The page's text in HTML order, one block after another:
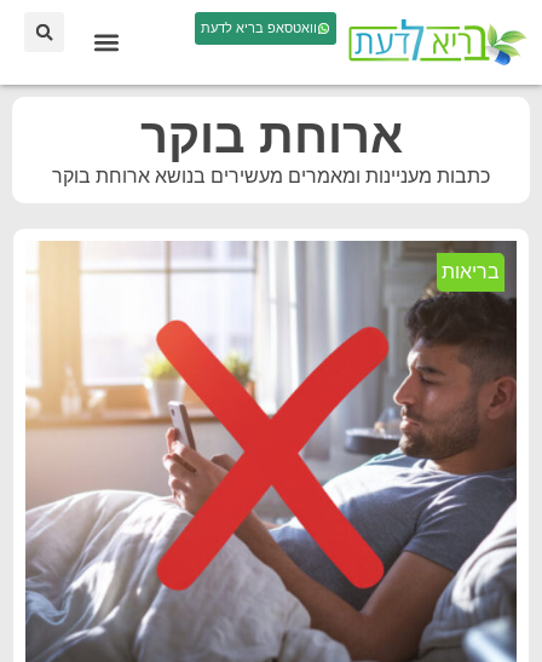
וואטסאפ בריא לדעת
ארוחת בוקר
כתבות מעניינות ומאמרים מעשירים בנושא ארוחת בוקר
בריאות